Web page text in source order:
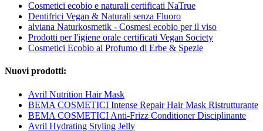
Cosmetici ecobio e naturali certificati NaTrue
Dentifrici Vegan & Naturali senza Fluoro
alviana Naturkosmetik - Cosmesi ecobio per il viso
Prodotti per l'igiene orale certificati Vegan Society
Cosmetici Ecobio al Profumo di Erbe & Spezie
Nuovi prodotti:
Avril Nutrition Hair Mask
BEMA COSMETICI Intense Repair Hair Mask Ristrutturante
BEMA COSMETICI Anti-Frizz Conditioner Disciplinante
Avril Hydrating Styling Jelly